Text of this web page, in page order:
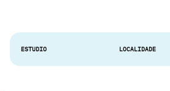
ESTUDIO LOCALIDADE